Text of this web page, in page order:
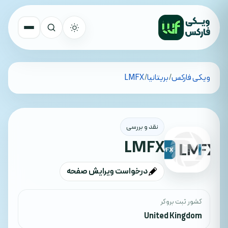
تمام کشورهاویکی فارکس/بریتانیا/
LMFX
نقد و بررسی
LMFX
درخواست ویرایش صفحه
کشور ثبت بروکر
United Kingdom